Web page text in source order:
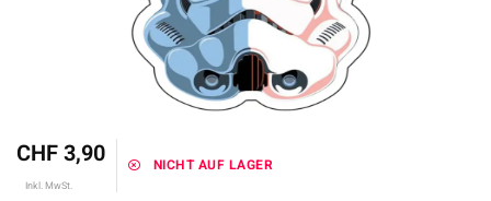
CHF 3,90
Inkl. MwSt.
NICHT AUF LAGER